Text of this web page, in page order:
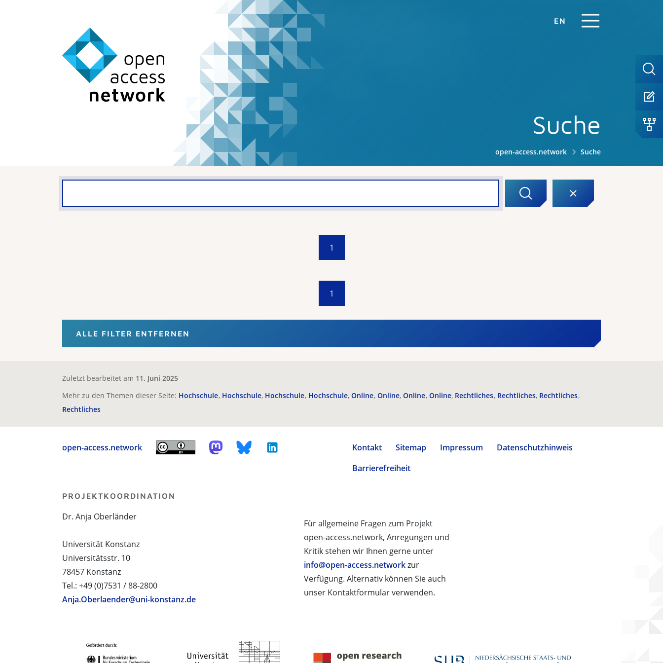
EN
Suche
open-access.network Suche
1
1
ALLE FILTER ENTFERNEN
Zuletzt bearbeitet am 11. Juni 2025
Mehr zu den Themen dieser Seite: Hochschule Hochschule Hochschule Hochschule Online Online Online Online Rechtliches Rechtliches Rechtliches
Rechtliches
open-access.network Kontakt Sitemap Impressum
Datenschutzhinweis
Barrierefreiheit
Für allgemeine Fragen zum Projekt
open-access.network, Anregungen und
Kritik stehen wir Ihnen gerne unter
info@open-access.networkzur
Verfügung. Alternativ können Sie auch
unser Kontaktformular verwenden.
PROJEKTKOORDINATION
Dr. Anja Oberländer
Universität Konstanz
Universitätsstr. 10
78457 Konstanz
Tel.: +49 (0)7531 / 88-2800
Anja.Oberlaender@uni-konstanz.de